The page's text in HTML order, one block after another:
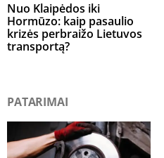
Nuo Klaipėdos iki
Hormūzo: kaip pasaulio
krizės perbraižo Lietuvos
transportą?
PATARIMAI